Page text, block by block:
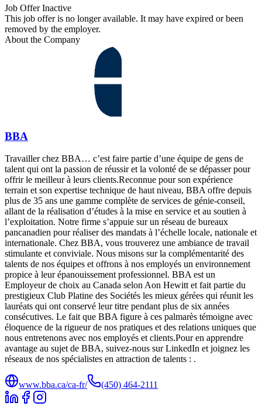
Job Offer Inactive
This job offer is no longer available. It may have expired or been
removed by the employer.
About the Company
BBA
Travailler chez BBA… c’est faire partie d’une équipe de gens de
talent qui ont la passion de réussir et la volonté de se dépasser pour
offrir le meilleur à leurs clients.Reconnue pour son expérience
terrain et son expertise technique de haut niveau, BBA offre depuis
plus de 35 ans une gamme complète de services de génie-conseil,
allant de la réalisation d’études à la mise en service et au soutien à
l’exploitation. Notre firme s’appuie sur un réseau de bureaux
pancanadien pour réaliser des mandats à l’échelle locale, nationale et
internationale. Chez BBA, vous trouverez une ambiance de travail
stimulante et conviviale. Nous misons sur la complémentarité des
talents de nos équipes et offrons à nos employés un environnement
propice à leur épanouissement professionnel. BBA est un
Employeur de choix au Canada selon Aon Hewitt et fait partie du
prestigieux Club Platine des Sociétés les mieux gérées qui réunit les
lauréats qui ont conservé leur titre pendant plus de six années
consécutives. Le fait que BBA figure à ces palmarès témoigne avec
éloquence de la rigueur de nos pratiques et des relations uniques que
nous entretenons avec nos employés et clients.Pour en apprendre
avantage au sujet de BBA, suivez-nous sur LinkedIn et joignez les
réseaux de nos spécialistes en attraction de talents : .
www.bba.ca/ca-fr/ (450) 464-2111